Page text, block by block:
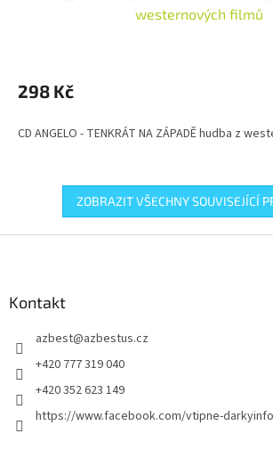
westernových filmů
298 Kč
CD ANGELO - TENKRÁT NA ZÁPADĚ hudba z
ZOBRAZIT VŠECHNY SOUVISEJÍCÍ
Kontakt
azbest@azbestus.cz
+420 777 319 040
+420 352 623 149
https://www.facebook.com/vtipne-